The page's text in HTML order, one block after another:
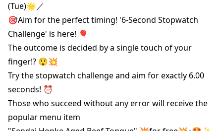
(Tue)🌟／
🎯Aim for the perfect timing! '6-Second Stopwatch
Challenge' is here! 🎈
The outcome is decided by a single touch of your
finger!? 😲💥
Try the stopwatch challenge and aim for exactly 6.00
seconds! ⏰️
Those who succeed without any error will receive the
popular menu item